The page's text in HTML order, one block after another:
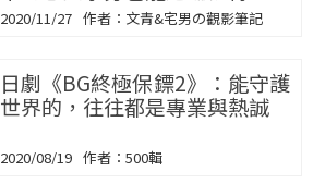
2020/11/27 文青&宅男の觀影筆記
日劇《BG終極保鏢2》：能守護
世界的，往往都是專業與熱誠
2020/08/19 500輯